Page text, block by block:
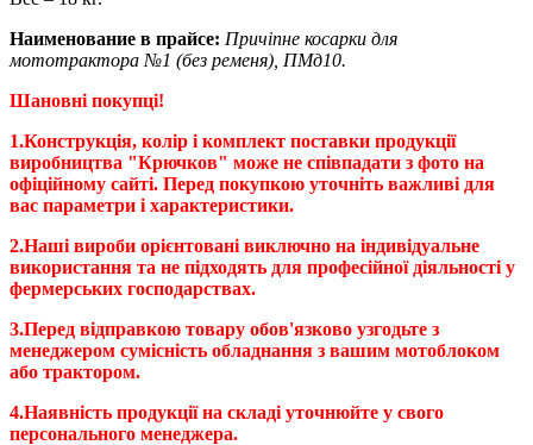
Наименование в прайсе: Причіпне косарки для
мототрактора №1 (без ременя), ПМд10.
Шановні покупці!
1.Конструкція, колір і комплект поставки продукції
виробництва "Крючков" може не співпадати з фото на
офіційному сайті. Перед покупкою уточніть важливі для
вас параметри і характеристики.
2.Наші вироби орієнтовані виключно на індивідуальне
використання та не підходять для професійної діяльності у
фермерських господарствах.
3.Перед відправкою товару обов'язково узгодьте з
менеджером сумісність обладнання з вашим мотоблоком
або трактором.
4.Наявність продукції на складі уточнюйте у свого
персонального менеджера.